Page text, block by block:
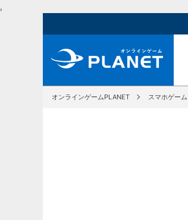
,
オンラインゲームPLANET スマホゲーム